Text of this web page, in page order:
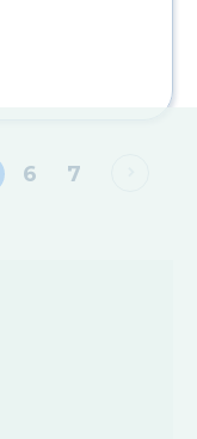
6 7